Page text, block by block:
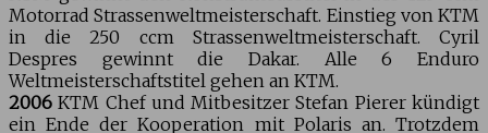
Motorrad Strassenweltmeisterschaft. Einstieg von KTM
in die 250 ccm Strassenweltmeisterschaft. Cyril
Despres gewinnt die Dakar. Alle 6 Enduro
Weltmeisterschaftstitel gehen an KTM.
2006 KTM Chef und Mitbesitzer Stefan Pierer kündigt
ein Ende der Kooperation mit Polaris an. Trotzdem